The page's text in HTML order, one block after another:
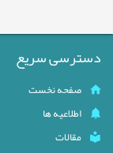
دسترسی سریع
صفحه نخست
اطلاعیه ها
مقالات